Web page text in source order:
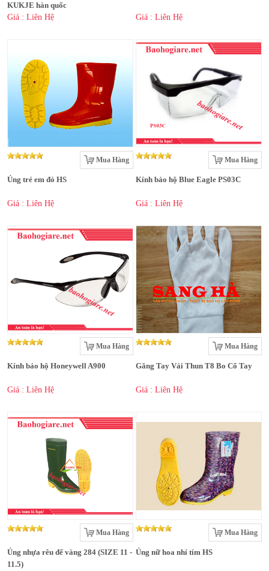
KUKJE hàn quốc
Giá : Liên Hệ
Giá : Liên Hệ
Mua Hàng
Ủng trẻ em đỏ HS
Giá : Liên Hệ
Mua Hàng
Kính bảo hộ Blue Eagle PS03C
Giá : Liên Hệ
Mua Hàng
Kính bảo hộ Honeywell A900
Giá : Liên Hệ
Mua Hàng
Găng Tay Vải Thun T8 Bo Cổ Tay
Giá : Liên Hệ
Mua Hàng
Ủng nhựa rêu đế vàng 284 (SIZE 11 -
11.5)
Mua Hàng
Ủng nữ hoa nhí tím HS